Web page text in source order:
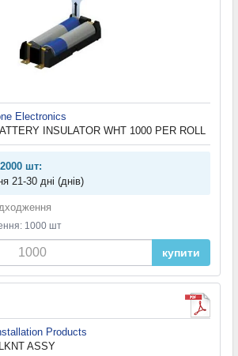
Electronics
INSULATOR WHT 1000 PER ROLL
шт:
21-30 дні (днів)
1000 шт
купити
Products
ASSY